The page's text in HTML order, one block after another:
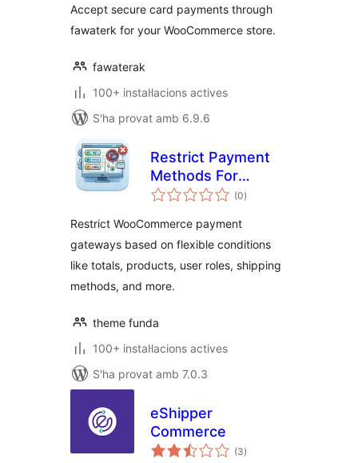
Accept secure card payments through
fawaterk for your WooCommerce store.
fawaterak
100+ instal·lacions actives
S'ha provat amb 6.9.6
Restrict Payment
Methods For
WooCommerce
(0puntuacions
totals
)
Restrict WooCommerce payment
gateways based on flexible conditions
like totals, products, user roles, shipping
methods, and more.
theme funda
100+ instal·lacions actives
S'ha provat amb 7.0.3
eShipper
Commerce
(3puntuacions
totals
)